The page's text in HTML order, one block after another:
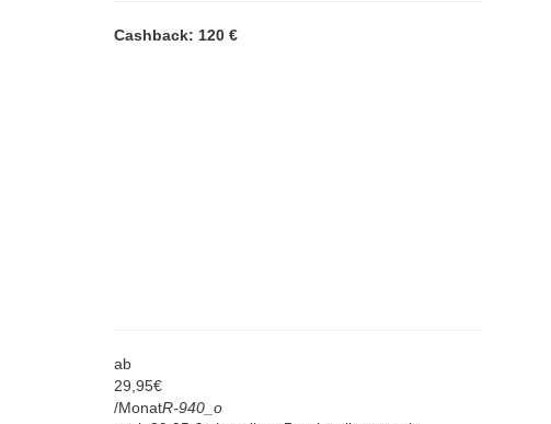
Cashback: 120 €
ab
29, 95€
/MonatR-940_o